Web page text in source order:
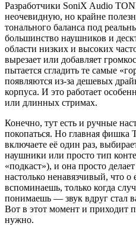
Разработчики SoniX Audio
неочевидную, но крайне
тонального баланса под
большинство наушников и
области низких и высоких
вырезает или добавляет
пытается сгладить те самые
появляются из-за дешевых
корпуса. И это работает
или длинных стримах.
Конечно, тут есть и ручные
покопаться. Но главная
включаете её один раз,
наушники или просто тип
«подкаст»), и она просто
настолько ненавязчивый, что о
вспоминаешь, только когда
понимаешь — звук вдруг стал
Вот в этот момент и приходит
нужно.